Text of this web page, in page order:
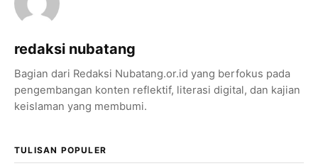
redaksi nubatang
Bagian dari Redaksi Nubatang.or.id yang berfokus pada
pengembangan konten reflektif, literasi digital, dan kajian
keislaman yang membumi.
TULISAN POPULER
Bagikan Tulisan Ini